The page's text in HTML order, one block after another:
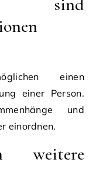
einen
einer Person.
und
einordnen.
weitere